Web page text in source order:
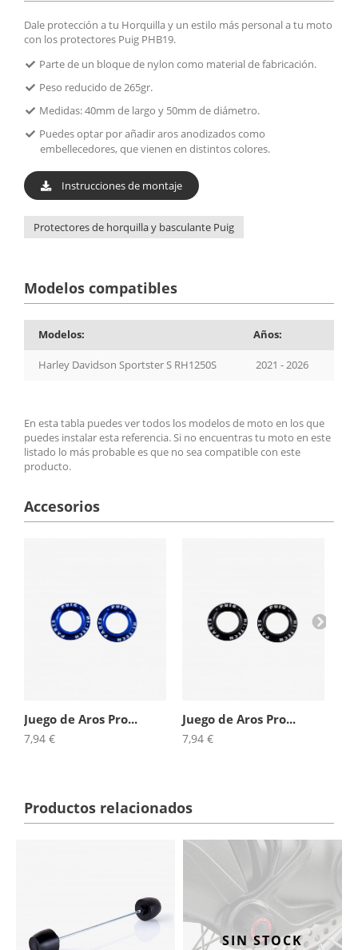
Dale protección a tu Horquilla y un estilo más personal a tu moto
con los protectores Puig PHB19.
Parte de un bloque de nylon como material de fabricación.
Peso reducido de 265gr.
Medidas: 40mm de largo y 50mm de diámetro.
Puedes optar por añadir aros anodizados como
embellecedores, que vienen en distintos colores.
Instrucciones de montaje
Protectores de horquilla y basculante Puig
Modelos compatibles
Modelos: Años:
Harley Davidson Sportster S RH1250S 2021 - 2026
En esta tabla puedes ver todos los modelos de moto en los que
puedes instalar esta referencia. Si no encuentras tu moto en este
listado lo más probable es que no sea compatible con este
producto.
Accesorios
Juego de Aros Pro...
7,94 €
Juego de Aros Pro...
7,94 €
Productos relacionados
SIN STOCK